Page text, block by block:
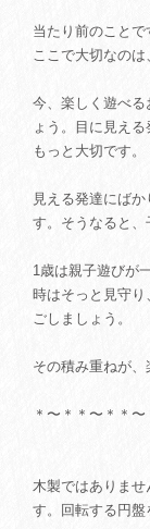
当たり前のことで
ここで大切なのは
今、楽しく遊べ
ょう。目に見え
もっと大切です。
見える発達にば
す。そうなると、
1歳は親子遊びが
時はそっと見守
ごしましょう。
その積み重ねが、
＊〜＊＊〜＊＊
木製ではありま
す。回転する円盤